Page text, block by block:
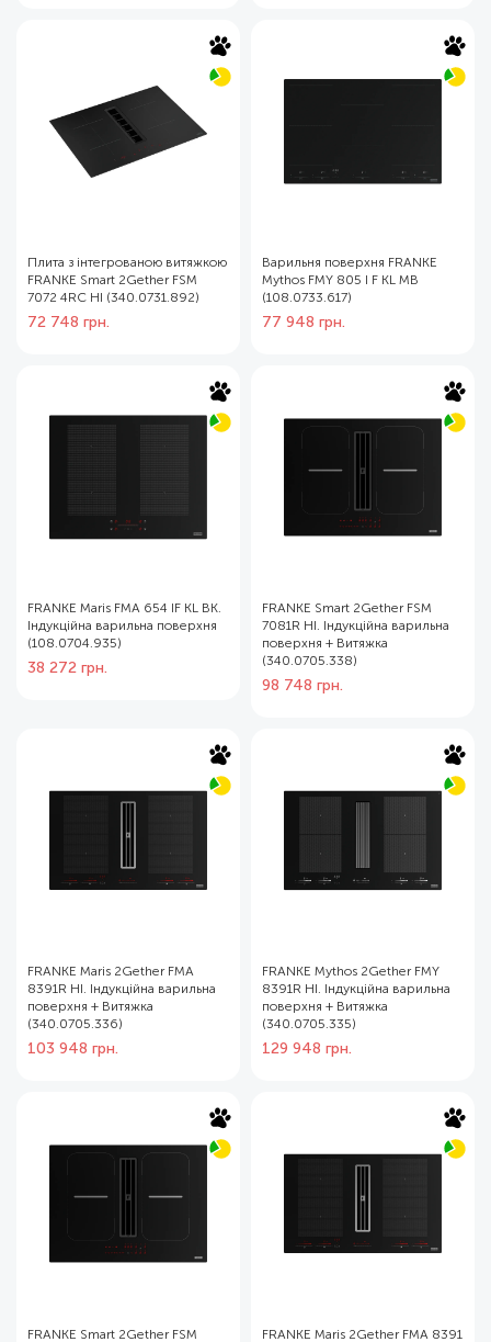
Плита з інтегрованою витяжкою
FRANKE Smart 2Gether FSM
7072 4RC HI (340.0731.892)
72 748 грн.
Варильня поверхня FRANKE
Mythos FMY 805 I F KL MB
(108.0733.617)
77 948 грн.
FRANKE Maris FMA 654 IF KL BK.
Індукційна варильна поверхня
(108.0704.935)
38 272 грн.
FRANKE Smart 2Gether FSM
7081R HI. Індукційна варильна
поверхня + Витяжка
(340.0705.338)
98 748 грн.
FRANKE Maris 2Gether FMA
8391R HI. Індукційна варильна
поверхня + Витяжка
(340.0705.336)
103 948 грн.
FRANKE Mythos 2Gether FMY
8391R HI. Індукційна варильна
поверхня + Витяжка
(340.0705.335)
129 948 грн.
FRANKE Smart 2Gether FSM FRANKE Maris 2Gether FMA 8391